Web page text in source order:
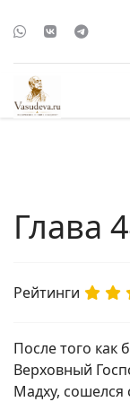
Глава
Рейтинги
После того как
Верховный
Мадху, сошелся